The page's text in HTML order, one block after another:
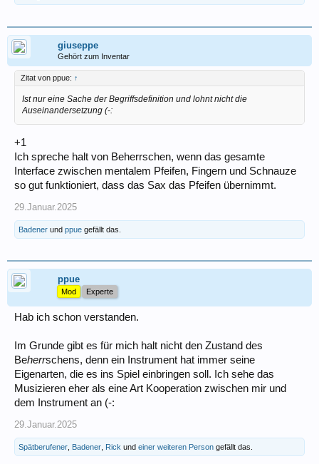
giuseppe
Gehört zum Inventar
Zitat von ppue: ↑
Ist nur eine Sache der Begriffsdefinition und lohnt nicht die
Auseinandersetzung (-:
+1
Ich spreche halt von Beherrschen, wenn das gesamte
Interface zwischen mentalem Pfeifen, Fingern und Schnauze
so gut funktioniert, dass das Sax das Pfeifen übernimmt.
29.Januar.2025
Badener und ppue gefällt das.
ppue
Mod Experte
Hab ich schon verstanden.
Im Grunde gibt es für mich halt nicht den Zustand des
Beherrschens, denn ein Instrument hat immer seine
Eigenarten, die es ins Spiel einbringen soll. Ich sehe das
Musizieren eher als eine Art Kooperation zwischen mir und
dem Instrument an (-:
29.Januar.2025
Spätberufener Badener Rick und einer weiteren Person gefällt das.